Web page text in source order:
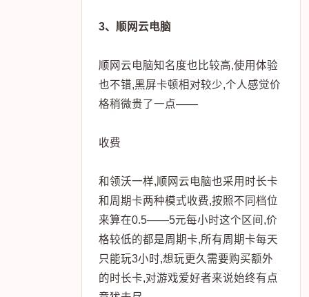
3、顺网云电脑
顺网云电脑知名度也比较高,使用体验
也不错,黑屏卡顿相对较少,个人感觉价
格稍微贵了一点——
收费
和领沃一样,顺网云电脑也采用时长卡
和周期卡两种模式收费,按照不同档位
来算在0.5——5元每小时这个区间,价
格较低的都是周期卡,所有周期卡每天
只能玩3小时,想玩更久需要购买额外
的时长卡,对游戏爱好者来说始终有点